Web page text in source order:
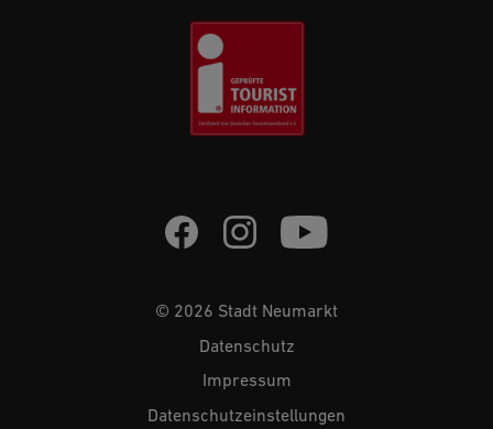
© 2026 Stadt Neumarkt
Datenschutz
Impressum
Datenschutzeinstellungen